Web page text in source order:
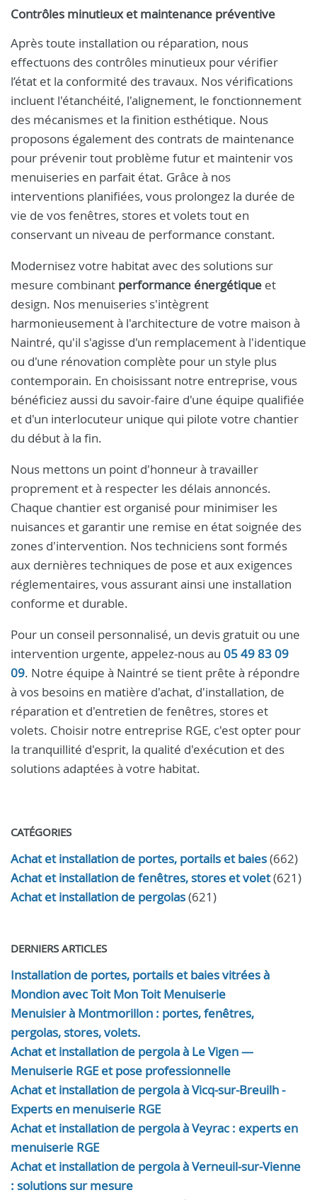
Contrôles minutieux et maintenance préventive
Après toute installation ou réparation, nous
effectuons des contrôles minutieux pour vérifier
l’état et la conformité des travaux. Nos vérifications
incluent l'étanchéité, l'alignement, le fonctionnement
des mécanismes et la finition esthétique. Nous
proposons également des contrats de maintenance
pour prévenir tout problème futur et maintenir vos
menuiseries en parfait état. Grâce à nos
interventions planifiées, vous prolongez la durée de
vie de vos fenêtres, stores et volets tout en
conservant un niveau de performance constant.
Modernisez votre habitat avec des solutions sur
mesure combinant performance énergétique et
design. Nos menuiseries s'intègrent
harmonieusement à l'architecture de votre maison à
Naintré, qu'il s'agisse d'un remplacement à l'identique
ou d'une rénovation complète pour un style plus
contemporain. En choisissant notre entreprise, vous
bénéficiez aussi du savoir-faire d'une équipe qualifiée
et d'un interlocuteur unique qui pilote votre chantier
du début à la fin.
Nous mettons un point d'honneur à travailler
proprement et à respecter les délais annoncés.
Chaque chantier est organisé pour minimiser les
nuisances et garantir une remise en état soignée des
zones d'intervention. Nos techniciens sont formés
aux dernières techniques de pose et aux exigences
réglementaires, vous assurant ainsi une installation
conforme et durable.
Pour un conseil personnalisé, un devis gratuit ou une
intervention urgente, appelez-nous au 05 49 83 09
09. Notre équipe à Naintré se tient prête à répondre
à vos besoins en matière d'achat, d'installation, de
réparation et d'entretien de fenêtres, stores et
volets. Choisir notre entreprise RGE, c'est opter pour
la tranquillité d'esprit, la qualité d'exécution et des
solutions adaptées à votre habitat.
CATÉGORIES
Achat et installation de portes, portails et baies(662)
Achat et installation de fenêtres, stores et volet(621)
Achat et installation de pergolas(621)
DERNIERS ARTICLES
Installation de portes, portails et baies vitrées à
Mondion avec Toit Mon Toit Menuiserie
Menuisier à Montmorillon : portes, fenêtres,
pergolas, stores, volets.
Achat et installation de pergola à Le Vigen —
Menuiserie RGE et pose professionnelle
Achat et installation de pergola à Vicq-sur-Breuilh -
Experts en menuiserie RGE
Achat et installation de pergola à Veyrac : experts en
menuiserie RGE
Achat et installation de pergola à Verneuil-sur-Vienne
: solutions sur mesure